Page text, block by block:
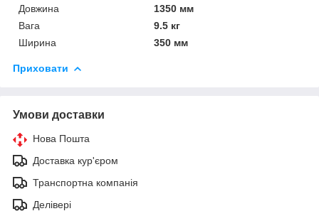
Довжина
1350 мм
Вага
9.5 кг
Ширина
350 мм
Приховати
Умови доставки
Нова Пошта
Доставка кур'єром
Транспортна компанія
Делівері